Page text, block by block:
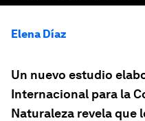
Elena Díaz
Un nuevo estudio
Internacional para la
Naturaleza revela que